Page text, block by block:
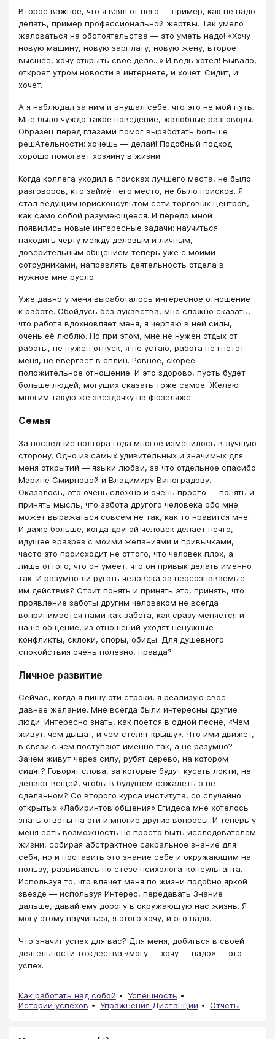
Второе важное, что я взял от него ― пример, как не надо
делать, пример профессиональной жертвы. Так умело
жаловаться на обстоятельства ― это уметь надо! «Хочу
новую машину, новую зарплату, новую жену, второе
высшее, хочу открыть своё дело...» И ведь хотел! Бывало,
откроет утром новости в интернете, и хочет. Сидит, и
хочет.
А я наблюдал за ним и внушал себе, что это не мой путь.
Мне было чуждо такое поведение, жалобные разговоры.
Образец перед глазами помог выработать больше
решАтельности: хочешь ― делай! Подобный подход
хорошо помогает хозяину в жизни.
Когда коллега уходил в поисках лучшего места, не было
разговоров, кто займёт его место, не было поисков. Я
стал ведущим юрисконсультом сети торговых центров,
как само собой разумеющееся. И передо мной
появились новые интересные задачи: научиться
находить черту между деловым и личным,
доверительным общением теперь уже с моими
сотрудниками, направлять деятельность отдела в
нужное мне русло.
Уже давно у меня выработалось интересное отношение
к работе. Обойдусь без лукавства, мне сложно сказать,
что работа вдохновляет меня, я черпаю в ней силы,
очень её люблю. Но при этом, мне не нужен отдых от
работы, не нужен отпуск, я не устаю, работа не гнетёт
меня, не ввергает в сплин. Ровное, скорее
положительное отношение. И это здорово, пусть будет
больше людей, могущих сказать тоже самое. Желаю
многим такую же звёздочку на фюзеляже.
Семья
За последние полтора года многое изменилось в лучшую
сторону. Одно из самых удивительных и значимых для
меня открытий ― языки любви, за что отдельное спасибо
Марине Смирновой и Владимиру Виноградову.
Оказалось, это очень сложно и очень просто ― понять и
принять мысль, что забота другого человека обо мне
может выражаться совсем не так, как то нравится мне.
И даже больше, когда другой человек делает нечто,
идущее вразрез с моими желаниями и привычками,
часто это происходит не оттого, что человек плох, а
лишь оттого, что он умеет, что он привык делать именно
так. И разумно ли ругать человека за неосознаваемые
им действия? Стоит понять и принять это, принять, что
проявление заботы другим человеком не всегда
вопринимается нами как забота, как сразу меняется и
наше общение, из отношений уходят ненужные
конфликты, склоки, споры, обиды. Для душевного
спокойствия очень полезно, правда?
Личное развитие
Сейчас, когда я пишу эти строки, я реализую своё
давнее желание. Мне всегда были интересны другие
люди. Интересно знать, как поётся в одной песне, «Чем
живут, чем дышат, и чем стелят крышу». Что ими движет,
в связи с чем поступают именно так, а не разумно?
Зачем живут через силу, рубят дерево, на котором
сидят? Говорят слова, за которые будут кусать локти, не
делают вещей, чтобы в будущем сожалеть о не
сделанном? Со второго курса института, со случайно
открытых «Лабиринтов общения» Егидеса мне хотелось
знать ответы на эти и многие другие вопросы. И теперь у
меня есть возможность не просто быть исследователем
жизни, собирая абстрактное сакральное знание для
себя, но и поставить это знание себе и окружающим на
пользу, развиваясь по стезе психолога-консультанта.
Используя то, что влечёт меня по жизни подобно яркой
звезде ― используя Интерес, передавать Знание
дальше, давай ему дорогу в окружающую нас жизнь. Я
могу этому научиться, я этого хочу, и это надо.
Что значит успех для вас? Для меня, добиться в своей
деятельности тождества «могу ― хочу ― надо» ― это
успех.
Как работать над собой
Успешность
Истории успехов
Упражнения Дистанции Отчеты